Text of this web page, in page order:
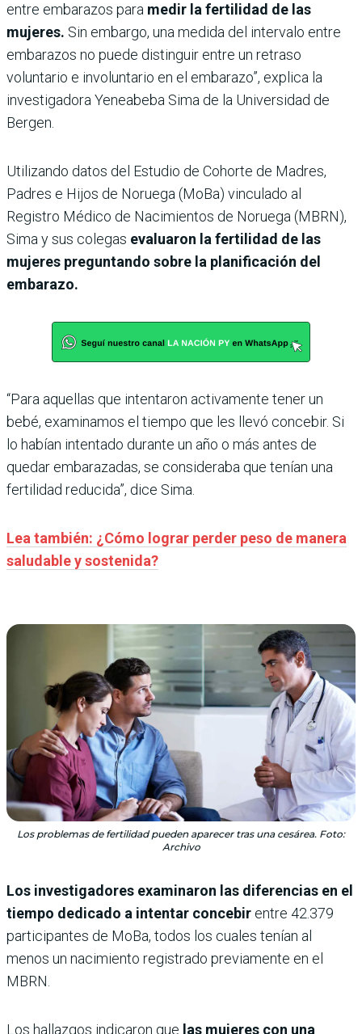
entre embarazos para medir la fertilidad de las
mujeres. Sin embargo, una medida del intervalo entre
embarazos no puede distinguir entre un retraso
voluntario e involuntario en el embarazo”, explica la
investigadora Yeneabeba Sima de la Universidad de
Bergen.
Utilizando datos del Estudio de Cohorte de Madres,
Padres e Hijos de Noruega (MoBa) vinculado al
Registro Médico de Nacimientos de Noruega (MBRN),
Sima y sus colegas evaluaron la fertilidad de las
mujeres preguntando sobre la planificación del
embarazo.
“Para aquellas que intentaron activamente tener un
bebé, examinamos el tiempo que les llevó concebir. Si
lo habían intentado durante un año o más antes de
quedar embarazadas, se consideraba que tenían una
fertilidad reducida”, dice Sima.
Lea también: ¿Cómo lograr perder peso de manera
saludable y sostenida?
Los problemas de fertilidad pueden aparecer tras una cesárea. Foto:
Archivo
Los investigadores examinaron las diferencias en el
tiempo dedicado a intentar concebir entre 42.379
participantes de MoBa, todos los cuales tenían al
menos un nacimiento registrado previamente en el
MBRN.
Los hallazgos indicaron que las mujeres con una